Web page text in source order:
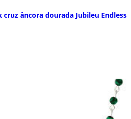
cruz âncora dourada Jubileu Endless